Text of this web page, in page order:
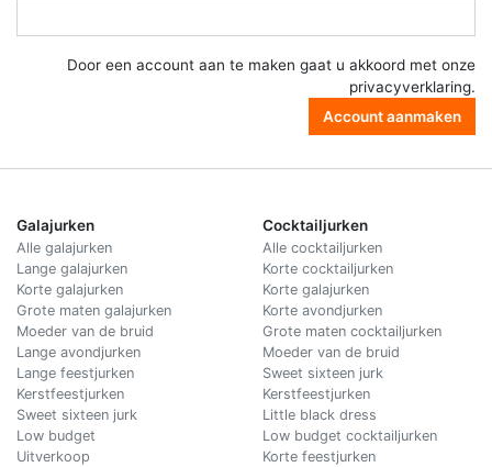
Door een account aan te maken gaat u akkoord met onze
privacyverklaring.
Account aanmaken
Galajurken
Alle galajurken
Lange galajurken
Korte galajurken
Grote maten galajurken
Moeder van de bruid
Lange avondjurken
Lange feestjurken
Kerstfeestjurken
Sweet sixteen jurk
Low budget
Uitverkoop
Cocktailjurken
Alle cocktailjurken
Korte cocktailjurken
Korte galajurken
Korte avondjurken
Grote maten cocktailjurken
Moeder van de bruid
Sweet sixteen jurk
Kerstfeestjurken
Little black dress
Low budget cocktailjurken
Korte feestjurken